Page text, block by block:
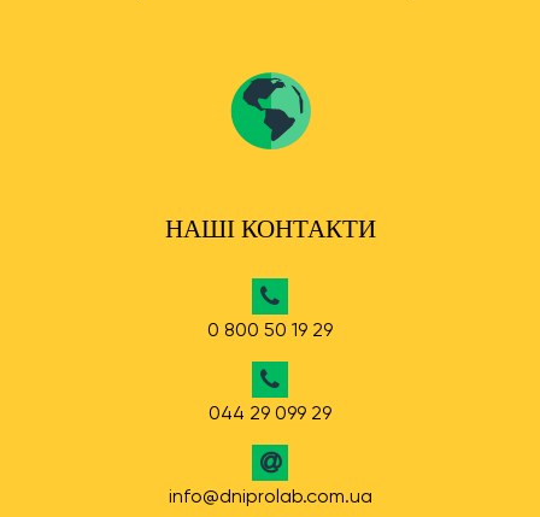
НАШІ КОНТАКТИ
0 800 50 19 29
044 29 099 29
info@dniprolab.com.ua